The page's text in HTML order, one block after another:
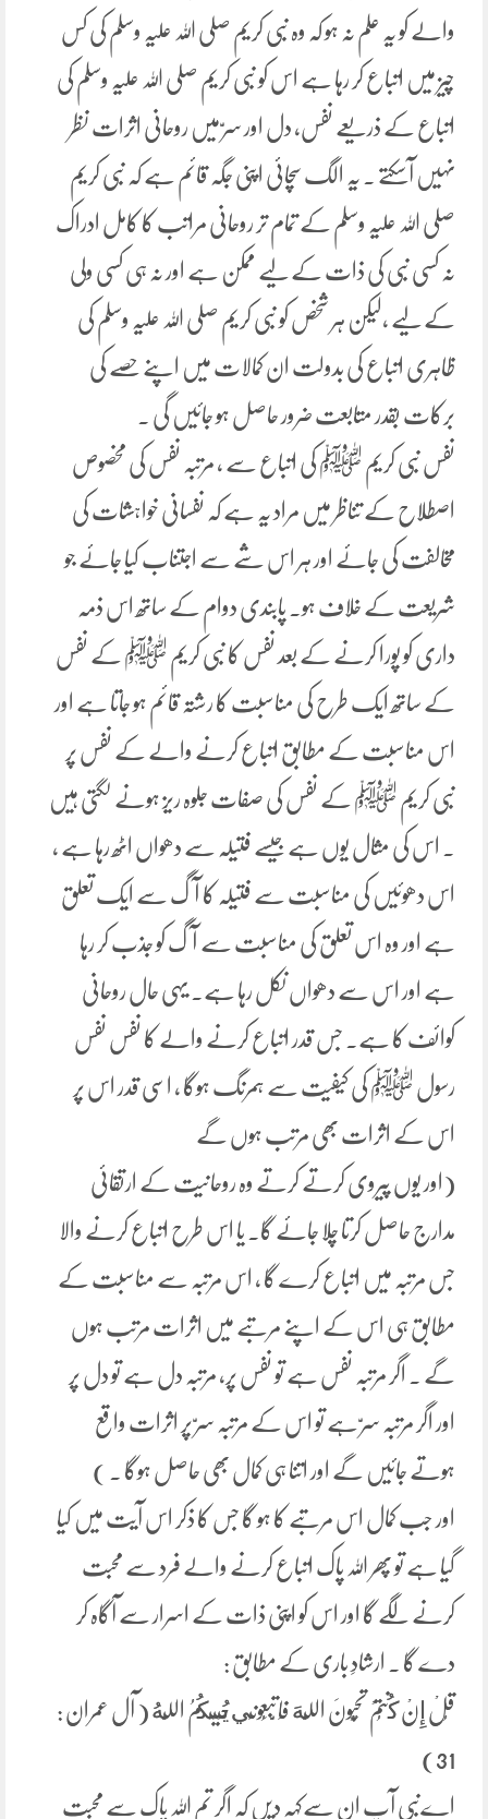
والے کو یہ علم نہ ہو کہ وہ نبی کریم صلی اللہ علیہ وسلم کی کس
چیز میں اتباع کر رہا ہے اس کو نبی کریم صلی اللہ علیہ وسلم کی
اتباع کے ذریعے نفس، دل اور سرّ میں روحانی اثرات نظر
نہیں آسکتے ۔ یہ الگ سچائی اپنی جگہ قائم ہے کہ نبی کریم
صلی اللہ علیہ وسلم کے تمام تر روحانی مراتب کا کامل ادراک
نہ کسی نبی کی ذات کے لیے ممکن ہے اور نہ ہی کسی ولی
کے لیے ،لیکن ہر شخص کو نبی کریم صلی اللہ علیہ وسلم کی
ظاہری اتباع کی بدولت ان کمالات میں اپنے حصے کی
برکات بقدر متابعت ضرور حاصل ہو جائیں گی ۔
نفس نبی کریم ﷺ کی اتباع سے ، مرتبہ نفس کی مخصوص
اصطلاح کے تناظر میں مراد یہ ہے کہ نفسانی خواہشات کی
مخالفت کی جائے اور ہر اس شے سے اجتناب کیا جائے جو
شریعت کے خلاف ہو۔ پابندی دوام کے ساتھ اس ذمہ
داری کو پورا کرنے کے بعد نفس کا نبی کریم ﷺ کے نفس
کے ساتھ ایک طرح کی مناسبت کا رشتہ قائم ہو جاتا ہے اور
اس مناسبت کے مطابق اتباع کرنے والے کے نفس پر
نبی کریم ﷺ کے نفس کی صفات جلوہ ریز ہونے لگتی ہیں
۔ اس کی مثال یوں ہے جیسے فتیلہ سے دھواں اٹھ رہا ہے ،
اس دھوئیں کی مناسبت سے فتیلہ کا آگ سے ایک تعلق
ہے اور وہ اس تعلق کی مناسبت سے آگ کو جذب کر رہا
ہے اور اس سے دھواں نکل رہا ہے۔ یہی حال روحانی
کوائف کا ہے۔ جس قدر اتباع کرنے والے کا نفس نفس
رسول ﷺ کی کیفیت سے ہمرنگ ہوگا ، اسی قدر اس پر
اس کے اثرات بھی مرتب ہوں گے
(اور یوں پیروی کرتے کرتے وہ روحانیت کے ارتقائی
مدارج حاصل کرتا چلا جائے گا۔ یا اس طرح اتباع کرنے والا
جس مرتبہ میں اتباع کرے گا ، اس مرتبہ سے مناسبت کے
مطابق ہی اس کے اپنے مرتبے میں اثرات مرتب ہوں
گے ۔ اگر مرتبہ نفس ہے تو نفس پر، مرتبہ دل ہے تو دل پر
اور اگر مرتبہ سرّ ہے تو اس کے مرتبہ سرّ پر اثرات واقع
ہوتے جائیں گے اور اتنا ہی کمال بھی حاصل ہوگا ۔ )
اور جب کمال اس مرتبے کا ہو گا جس کا ذکر اس آیت میں کیا
گیا ہے تو پھر اللہ پاک اتباع کرنے والے فرد سے محبت
کرنے لگے گا اور اس کو اپنی ذات کے اسرار سے آگاہ کر
دے گا ۔ ارشادِ باری کے مطابق :
قُلْ إِنْ كُنتُمْ تُحِبُّونَ اللَّهَ فَاتَّبِعُونِي يُحْبِبْكُمُ اللَّهُ ( آل عمران :
31)
اےنبی آپ ان سےکہہ دیں کہ اگر تم اللہ پاک سے محبت